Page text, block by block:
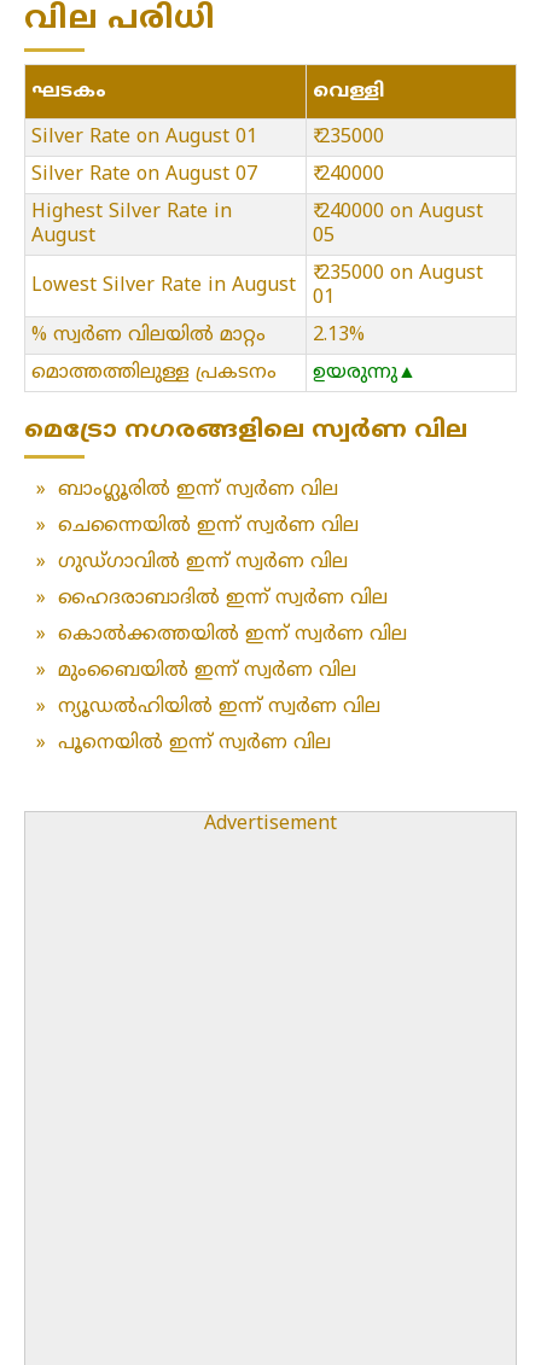
വില പരിധി
ഘടകം
വെള്ളി
Silver Rate on August 01
₹ 235000
Silver Rate on August 07
₹ 240000
Highest Silver Rate in
August
₹ 240000 on August
05
Lowest Silver Rate in August
₹ 235000 on August
01
% സ്വർണ വിലയിൽ മാറ്റം
2.13%
മൊത്തത്തിലുള്ള പ്രകടനം
ഉയരുന്നു▲
മെട്രോ നഗരങ്ങളിലെ സ്വർണ വില
» ബാംഗ്ലൂരിൽ ഇന്ന് സ്വർണ വില
» ചെന്നൈയിൽ ഇന്ന് സ്വർണ വില
» ഗുഡ്ഗാവിൽ ഇന്ന് സ്വർണ വില
» ഹൈദരാബാദിൽ ഇന്ന് സ്വർണ വില
» കൊൽക്കത്തയിൽ ഇന്ന് സ്വർണ വില
» മുംബൈയിൽ ഇന്ന് സ്വർണ വില
» ന്യൂഡൽഹിയിൽ ഇന്ന് സ്വർണ വില
» പൂനെയിൽ ഇന്ന് സ്വർണ വില
Advertisement